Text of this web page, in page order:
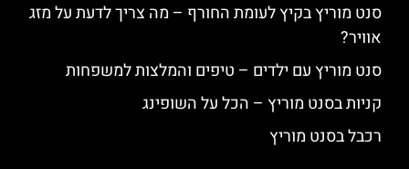
סנט מוריץ בקיץ לעומת החורף – מה צריך לדעת על מזג
אוויר?
סנט מוריץ עם ילדים – טיפים והמלצות למשפחות
קניות בסנט מוריץ – הכל על השופינג
רכבל בסנט מוריץ